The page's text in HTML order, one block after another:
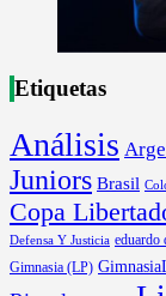
Etiquetas
Análisis
Juniors Brasil
Copa
Defensa Y Justicia eduardo
Gimnasia (LP)